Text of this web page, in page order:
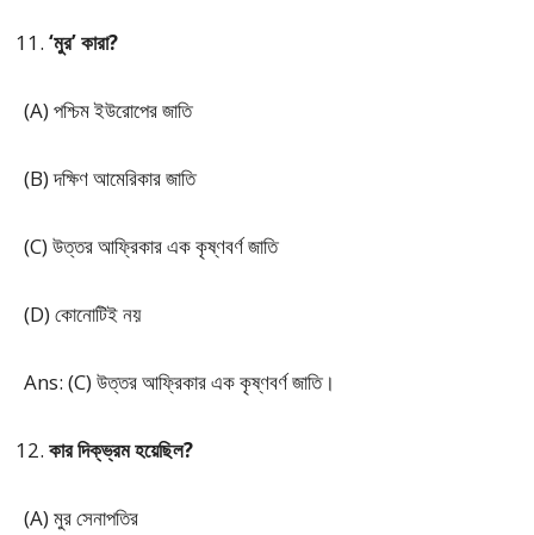
‘মুর’ কারা?
(A) পশ্চিম ইউরোপের জাতি
(B) দক্ষিণ আমেরিকার জাতি
(C) উত্তর আফ্রিকার এক কৃষ্ণবর্ণ জাতি
(D) কোনোটিই নয়
Ans: (C) উত্তর আফ্রিকার এক কৃষ্ণবর্ণ জাতি।
কার দিক্‌ভ্রম হয়েছিল?
(A) মুর সেনাপতির